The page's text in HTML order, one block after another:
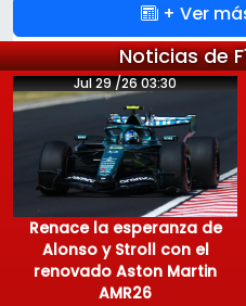
+ Ver
Noticias de
Jul 29 /26 03:30
Renace la esperanza de
Alonso y Stroll con el
renovado Aston Martin
AMR26